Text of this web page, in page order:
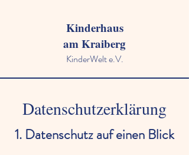
Kinderhaus
am Kraiberg
KinderWelt e.V.
Datenschutzerklärung
1. Datenschutz auf einen Blick